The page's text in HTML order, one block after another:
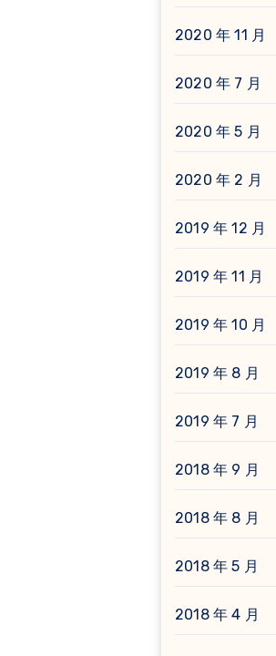
2020 年 11 月
2020 年 7 月
2020 年 5 月
2020 年 2 月
2019 年 12 月
2019 年 11 月
2019 年 10 月
2019 年 8 月
2019 年 7 月
2018 年 9 月
2018 年 8 月
2018 年 5 月
2018 年 4 月